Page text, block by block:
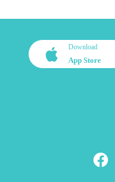
Download
App Store